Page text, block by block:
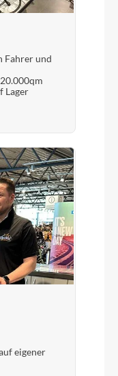
flap
10 speed
Fahrer und
Lager
eigener